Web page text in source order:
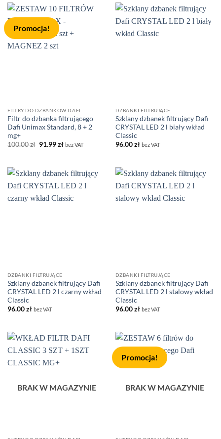
Promocja!
FILTRY DO DZBANKÓW DAFI
Filtr do dzbanka filtrującego
Dafi Unimax Standard, 8 + 2
mg+
100.00zł Pierwotna
91.99złAktualna
bez VAT
DZBANKI FILTRUJĄCE
Szklany dzbanek filtrujący Dafi
CRYSTAL LED 2 l biały wkład
Classic
96.00zł bez VAT
DZBANKI FILTRUJĄCE
Szklany dzbanek filtrujący Dafi
CRYSTAL LED 2 l czarny wkład
Classic
96.00zł bez VAT
DZBANKI FILTRUJĄCE
Szklany dzbanek filtrujący Dafi
CRYSTAL LED 2 l stalowy wkład
Classic
96.00zł bez VAT
BRAK W MAGAZYNIE
Promocja!
BRAK W MAGAZYNIE